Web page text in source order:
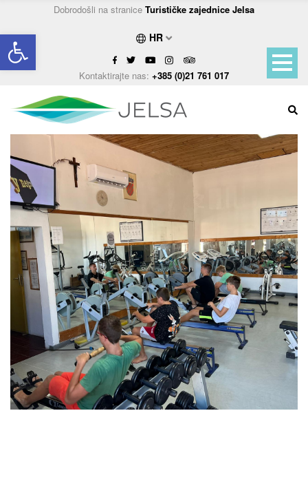
Open toolbar
Dobrodošli na stranice Turističke zajednice Jelsa
HR
Kontaktirajte nas: +385 (0)21 761 017